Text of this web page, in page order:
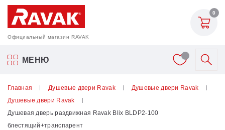
Официальный магазин RAVAK
0
МЕНЮ
Акриловые ванны Ravak
Шторки для ванн
Главная Душевые двери Ravak
Душевые двери Ravak
Душевые двери Ravak
Душевая дверь раздвижная Ravak Blix BLDP2-100
блестящий+транспарент